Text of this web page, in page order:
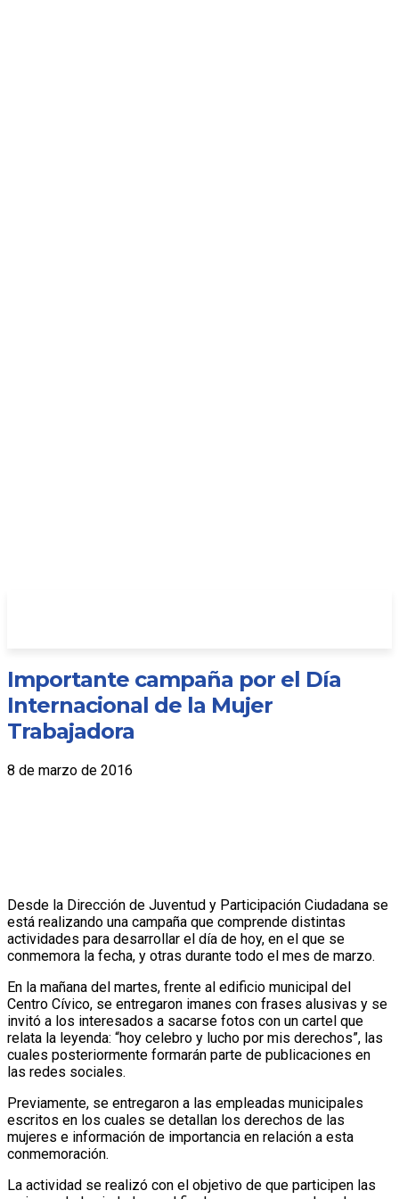
Importante campaña por el Día
Internacional de la Mujer
Trabajadora
8 de marzo de 2016
Desde la Dirección de Juventud y Participación Ciudadana se
está realizando una campaña que comprende distintas
actividades para desarrollar el día de hoy, en el que se
conmemora la fecha, y otras durante todo el mes de marzo.
En la mañana del martes, frente al edificio municipal del
Centro Cívico, se entregaron imanes con frases alusivas y se
invitó a los interesados a sacarse fotos con un cartel que
relata la leyenda: “hoy celebro y lucho por mis derechos”, las
cuales posteriormente formarán parte de publicaciones en
las redes sociales.
Previamente, se entregaron a las empleadas municipales
escritos en los cuales se detallan los derechos de las
mujeres e información de importancia en relación a esta
conmemoración.
La actividad se realizó con el objetivo de que participen las